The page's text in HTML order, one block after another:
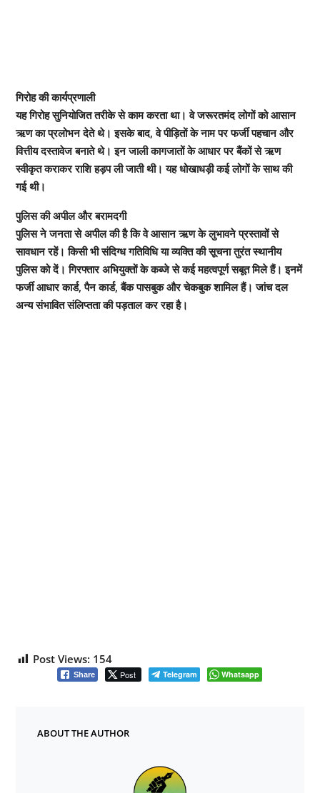
गिरोह की कार्यप्रणाली
यह गिरोह सुनियोजित तरीके से काम करता था। वे जरूरतमंद लोगों को आसान
ऋण का प्रलोभन देते थे। इसके बाद, वे पीड़ितों के नाम पर फर्जी पहचान और
वित्तीय दस्तावेज बनाते थे। इन जाली कागजातों के आधार पर बैंकों से ऋण
स्वीकृत कराकर राशि हड़प ली जाती थी। यह धोखाधड़ी कई लोगों के साथ की
गई थी।
पुलिस की अपील और बरामदगी
पुलिस ने जनता से अपील की है कि वे आसान ऋण के लुभावने प्रस्तावों से
सावधान रहें। किसी भी संदिग्ध गतिविधि या व्यक्ति की सूचना तुरंत स्थानीय
पुलिस को दें। गिरफ्तार अभियुक्तों के कब्जे से कई महत्वपूर्ण सबूत मिले हैं। इनमें
फर्जी आधार कार्ड, पैन कार्ड, बैंक पासबुक और चेकबुक शामिल हैं। जांच दल
अन्य संभावित संलिप्तता की पड़ताल कर रहा है।
Post Views: 154
Share Post Telegram Whatsapp
ABOUT THE AUTHOR